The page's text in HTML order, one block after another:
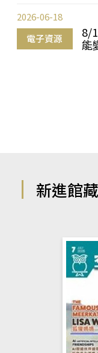
電子資源
8/
能
2026-06-18
新進館藏